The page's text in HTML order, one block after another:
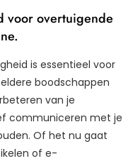
voor overtuigende
is essentieel voor
boodschappen
van je
communiceren met je
Of het nu gaat
of e-